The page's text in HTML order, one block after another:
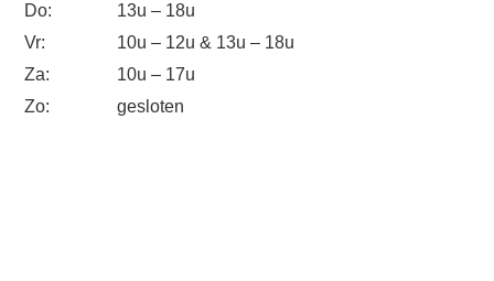
Do:
13u – 18u
Vr:
10u – 12u & 13u – 18u
Za:
10u – 17u
Zo:
gesloten